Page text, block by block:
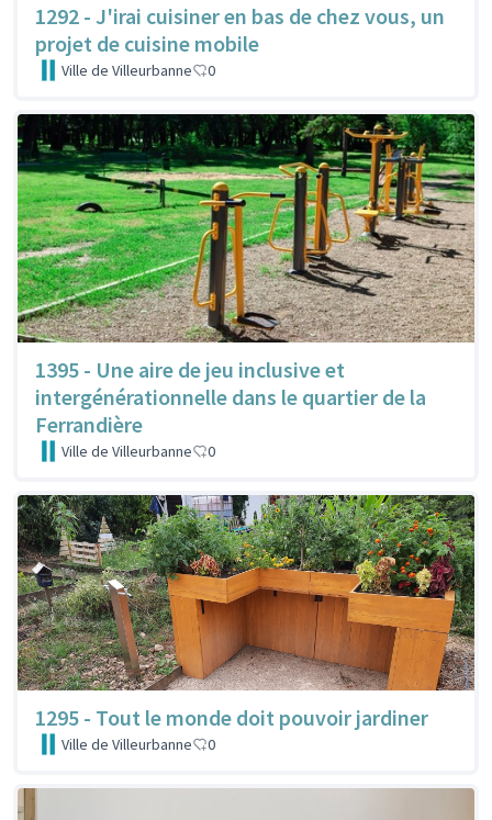
1292 - J'irai cuisiner en bas de chez vous, un
projet de cuisine mobile
Ville de Villeurbanne 0
1395 - Une aire de jeu inclusive et
intergénérationnelle dans le quartier de la
Ferrandière
Ville de Villeurbanne 0
1295 - Tout le monde doit pouvoir jardiner
Ville de Villeurbanne 0